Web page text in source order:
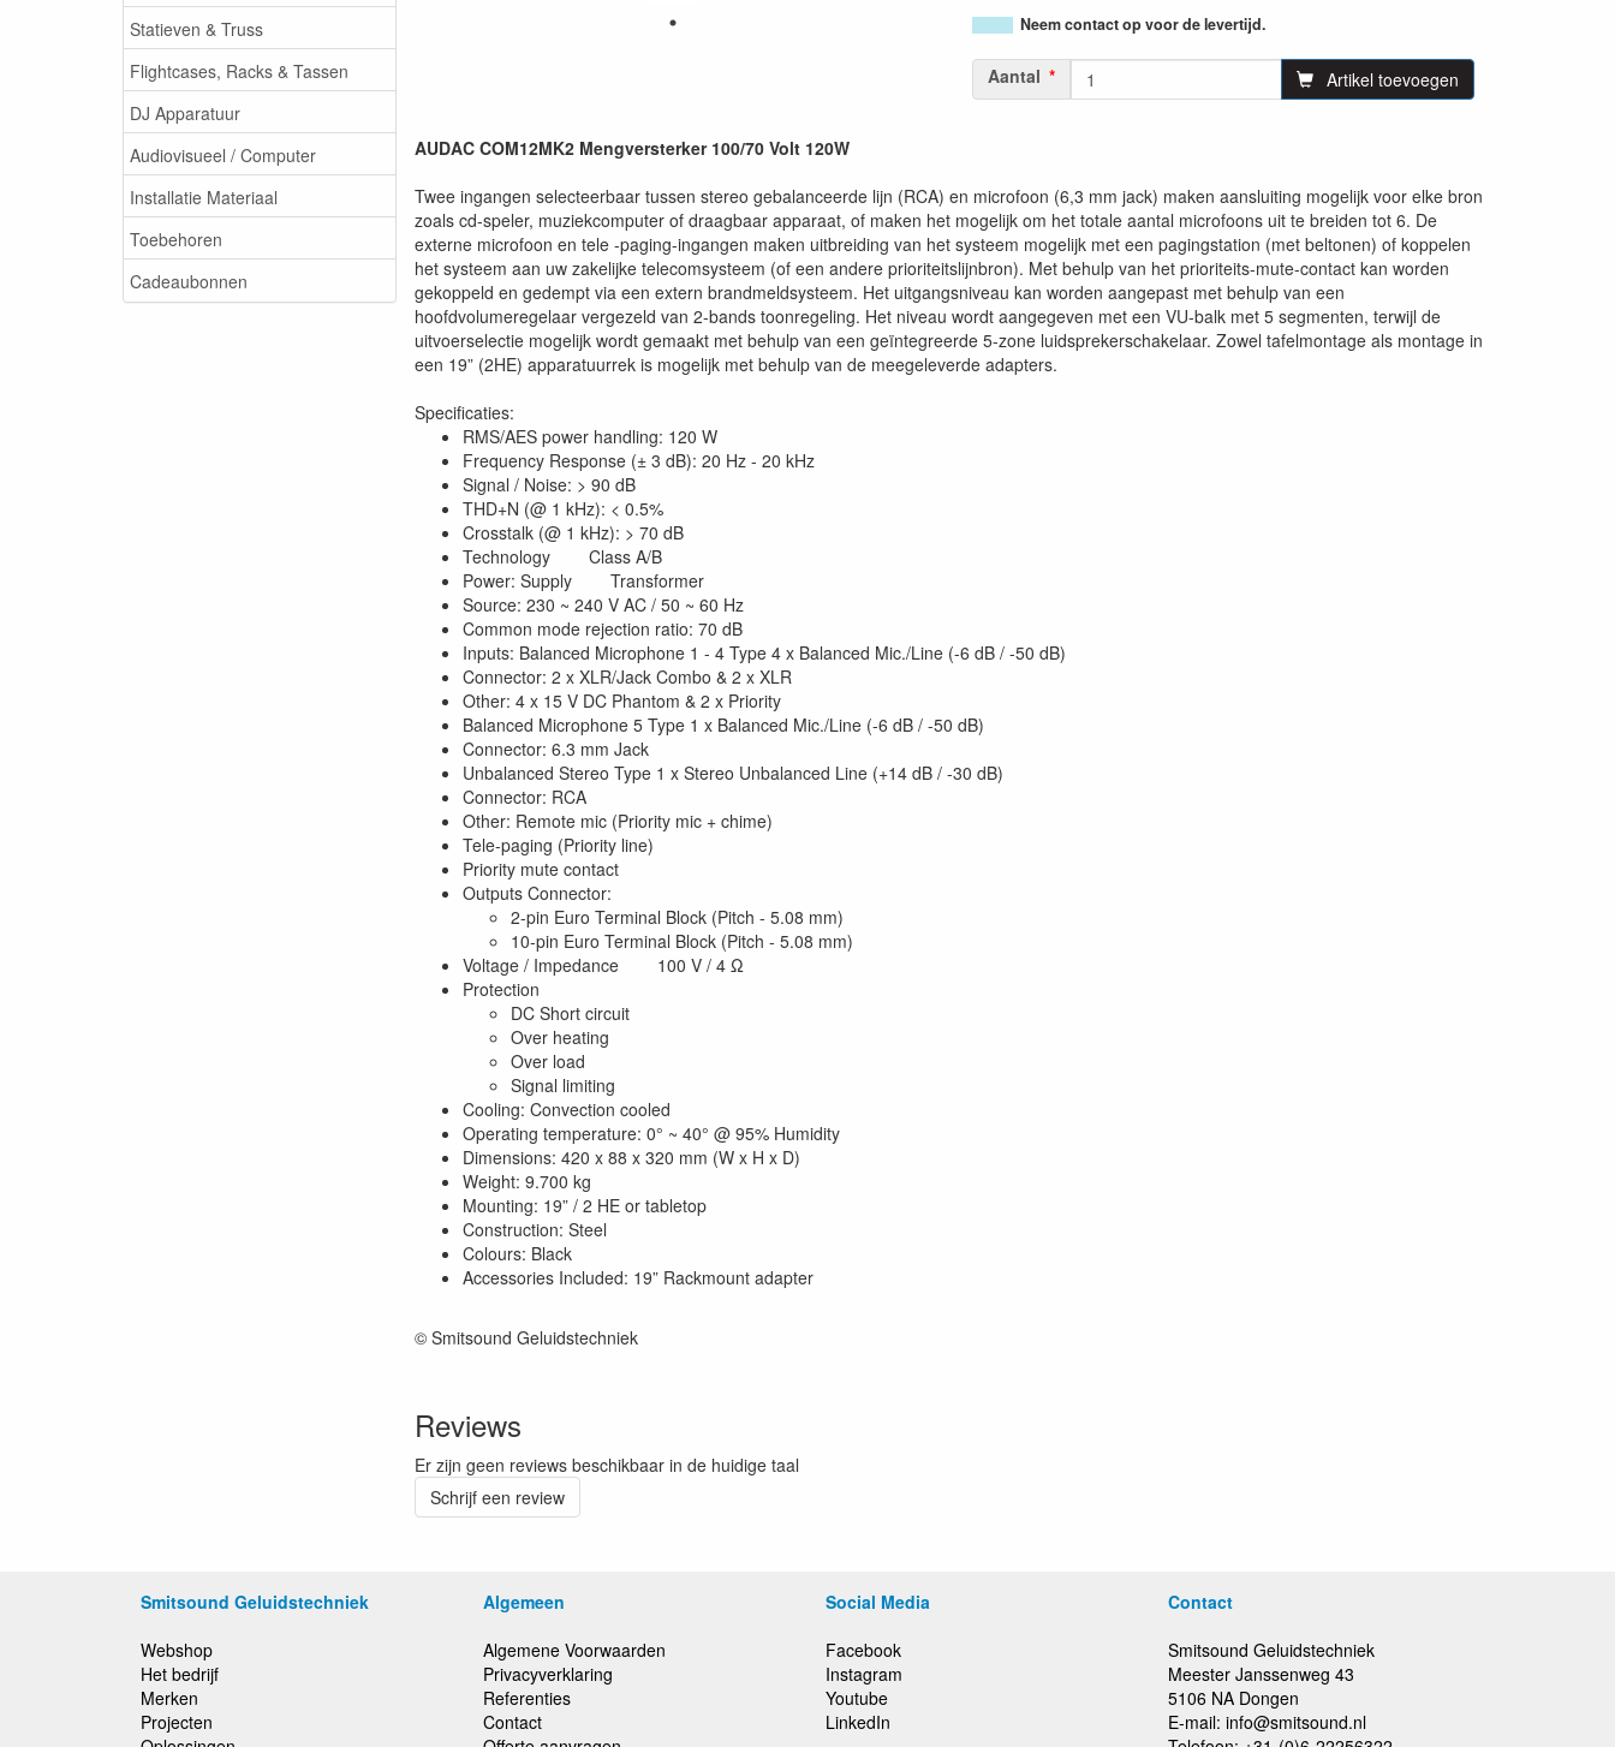
Statieven & Truss
Flightcases, Racks & Tassen
DJ Apparatuur
Audiovisueel / Computer
Installatie Materiaal
Toebehoren
Cadeaubonnen
Neem contact op voor de levertijd.
Aantal Artikel toevoegen
AUDAC COM12MK2 Mengversterker 100/70 Volt 120W
Twee ingangen selecteerbaar tussen stereo gebalanceerde lijn (RCA) en microfoon (6,3 mm jack) maken aansluiting mogelijk voor elke bron
zoals cd-speler, muziekcomputer of draagbaar apparaat, of maken het mogelijk om het totale aantal microfoons uit te breiden tot 6. De
externe microfoon en tele -paging-ingangen maken uitbreiding van het systeem mogelijk met een pagingstation (met beltonen) of koppelen
het systeem aan uw zakelijke telecomsysteem (of een andere prioriteitslijnbron). Met behulp van het prioriteits-mute-contact kan worden
gekoppeld en gedempt via een extern brandmeldsysteem. Het uitgangsniveau kan worden aangepast met behulp van een
hoofdvolumeregelaar vergezeld van 2-bands toonregeling. Het niveau wordt aangegeven met een VU-balk met 5 segmenten, terwijl de
uitvoerselectie mogelijk wordt gemaakt met behulp van een geïntegreerde 5-zone luidsprekerschakelaar. Zowel tafelmontage als montage in
een 19” (2HE) apparatuurrek is mogelijk met behulp van de meegeleverde adapters.
Specificaties:
RMS/AES power handling: 120 W
Frequency Response (± 3 dB): 20 Hz - 20 kHz
Signal / Noise: > 90 dB
THD+N (@ 1 kHz): < 0.5%
Crosstalk (@ 1 kHz): > 70 dB
Technology Class A/B
Power: Supply Transformer
Source: 230 ~ 240 V AC / 50 ~ 60 Hz
Common mode rejection ratio: 70 dB
Inputs: Balanced Microphone 1 - 4 Type 4 x Balanced Mic./Line (-6 dB / -50 dB)
Connector: 2 x XLR/Jack Combo & 2 x XLR
Other: 4 x 15 V DC Phantom & 2 x Priority
Balanced Microphone 5 Type 1 x Balanced Mic./Line (-6 dB / -50 dB)
Connector: 6.3 mm Jack
Unbalanced Stereo Type 1 x Stereo Unbalanced Line (+14 dB / -30 dB)
Connector: RCA
Other: Remote mic (Priority mic + chime)
Tele-paging (Priority line)
Priority mute contact
Outputs Connector:
2-pin Euro Terminal Block (Pitch - 5.08 mm)
10-pin Euro Terminal Block (Pitch - 5.08 mm)
Voltage / Impedance 100 V / 4 Ω
Protection
DC Short circuit
Over heating
Over load
Signal limiting
Cooling: Convection cooled
Operating temperature: 0° ~ 40° @ 95% Humidity
Dimensions: 420 x 88 x 320 mm (W x H x D)
Weight: 9.700 kg
Mounting: 19” / 2 HE or tabletop
Construction: Steel
Colours: Black
Accessories Included: 19” Rackmount adapter
© Smitsound Geluidstechniek
Reviews
Er zijn geen reviews beschikbaar in de huidige taal
Schrijf een review
Smitsound Geluidstechniek
Webshop
Het bedrijf
Merken
Projecten
Algemeen
Algemene Voorwaarden
Privacyverklaring
Referenties
Contact
Social Media
Facebook
Instagram
Youtube
LinkedIn
Contact
Smitsound Geluidstechniek
Meester Janssenweg 43
5106 NA Dongen
E-mail: info@smitsound.nl